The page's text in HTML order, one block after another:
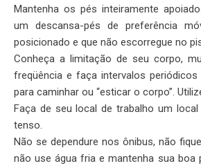
Mantenha os pés inteiramente
um descansa-pés de preferência
posicionado e que não escorregue no
Conheça a limitação de seu corpo,
freqüência e faça intervalos
para caminhar ou “esticar o corpo”.
Faça de seu local de trabalho um local
tenso.
Não se dependure nos ônibus, não
não use água fria e mantenha sua boa